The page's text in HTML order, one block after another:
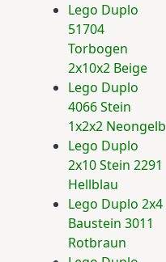
Lego Duplo
51704
Torbogen
2x10x2 Beige
Lego Duplo
4066 Stein
1x2x2 Neongelb
Lego Duplo
2x10 Stein 2291
Hellblau
Lego Duplo 2x4
Baustein 3011
Rotbraun